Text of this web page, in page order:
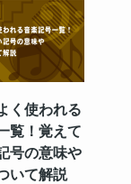
く使われる
覧！覚えて
号の意味や
いて解説